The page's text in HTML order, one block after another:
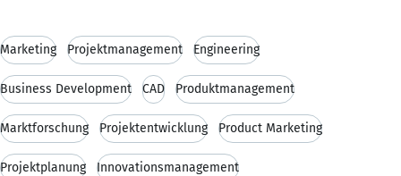
Marketing Projektmanagement Engineering
Business Development CAD Produktmanagement
Marktforschung Projektentwicklung Product Marketing
Projektplanung Innovationsmanagement